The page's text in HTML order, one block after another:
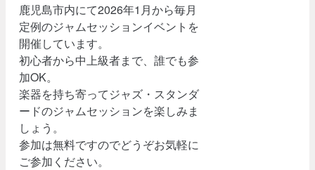
鹿児島市内にて2026年1月から毎月
定例のジャムセッションイベントを
開催しています。
初心者から中上級者まで、誰でも参
加OK。
楽器を持ち寄ってジャズ・スタンダ
ードのジャムセッションを楽しみま
しょう。
参加は無料ですのでどうぞお気軽に
ご参加ください。